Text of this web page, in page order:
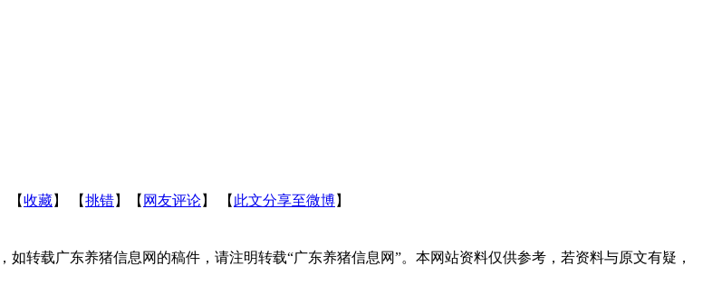
【收藏】 【挑错】【 网友评论】 【 此文分享至微博】
转载广东养猪信息网的稿件，请注明转载“广东养猪信息网”。本网站资料仅供参考，若资料与原文有疑，